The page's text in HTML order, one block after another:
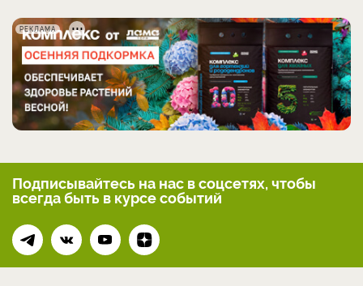
РЕКЛАМА
Подписывайтесь на нас в соцсетях, чтобы
всегдабыть в курсе событий